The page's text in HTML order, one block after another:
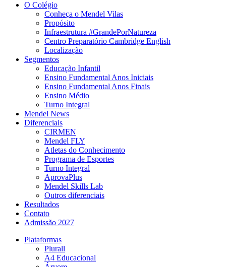
O Colégio
Conheça o Mendel Vilas
Propósito
Infraestrutura #GrandePorNatureza
Centro Preparatório Cambridge English
Localização
Segmentos
Educação Infantil
Ensino Fundamental Anos Iniciais
Ensino Fundamental Anos Finais
Ensino Médio
Turno Integral
Mendel News
Diferenciais
CIRMEN
Mendel FLY
Atletas do Conhecimento
Programa de Esportes
Turno Integral
AprovaPlus
Mendel Skills Lab
Outros diferenciais
Resultados
Contato
Admissão 2027
Plataformas
Plurall
A4 Educacional